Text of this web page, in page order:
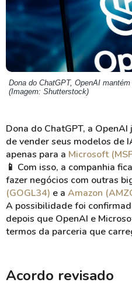
Dona do ChatGPT, OpenAI
(Imagem: Shutterstock)
Dona do ChatGPT, a
de vender seus modelos de
apenas para a Microsoft
📱 Com isso, a companhia
fazer negócios com outras
(GOGL34) e a Amazon
A possibilidade foi
depois que OpenAI e
termos da parceria que
Acordo revisado